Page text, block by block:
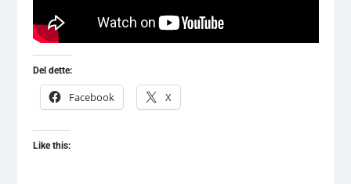
Del dette:
Facebook X
Like this: